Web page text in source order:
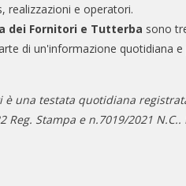
realizzazioni e operatori.
dei Fornitori e Tutterba sono
di un'informazione quotidiana e
è una testata quotidiana
Reg. Stampa e n.7019/2021